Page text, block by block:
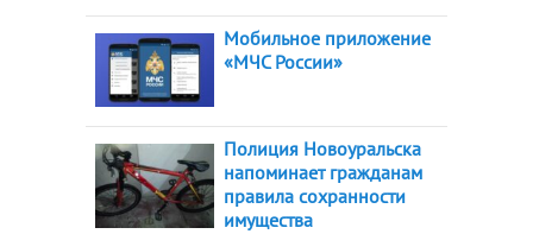
Мобильное приложение
«МЧС России»
Полиция Новоуральска
напоминает гражданам
правила сохранности
имущества